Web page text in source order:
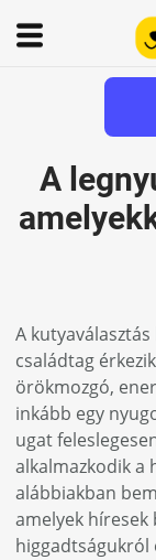
A
A
családtag
örökmozgó,
inkább egy
ugat
alkalmazkodik a
alábbiakban
amelyek
higgadtságukról